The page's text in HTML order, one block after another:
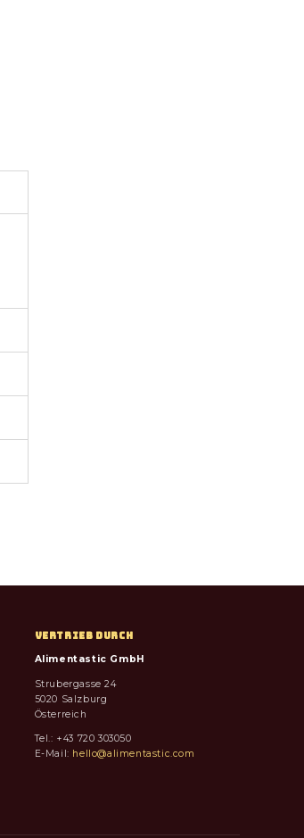
VERTRIEB DURCH
Alimentastic GmbH
Strubergasse 24
5020 Salzburg
Österreich
Tel.: +43 720 303050
E-Mail: hello@alimentastic.com